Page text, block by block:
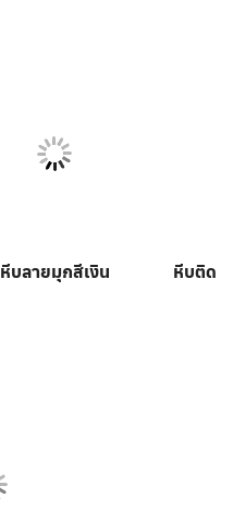
หีบลายมุกสีเงิน หีบติดเ